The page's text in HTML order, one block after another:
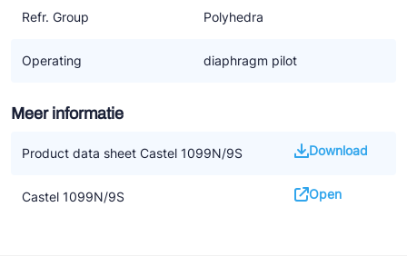
Refr. Group Polyhedra
Operating diaphragm pilot
Meer informatie
Product data sheet Castel 1099N/9S Download
Castel 1099N/9S Open